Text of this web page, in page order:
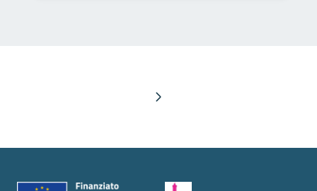
Pagina successiva